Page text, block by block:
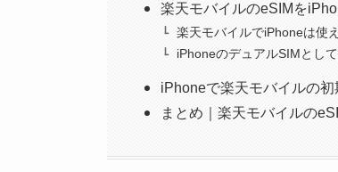
楽天モバイルのeSIMを
楽天モバイルでiPhoneは使
iPhoneのデュアルSIMとし
iPhoneで楽天モバイルの初
まとめ｜楽天モバイルの